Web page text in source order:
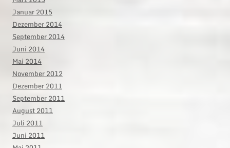
Januar 2015
Dezember 2014
September 2014
Juni 2014
Mai 2014
November 2012
Dezember 2011
September 2011
August 2011
Juli 2011
Juni 2011